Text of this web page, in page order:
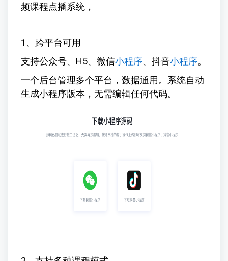
频课程点播系统，
1、跨平台可用
支持公众号、H5、微信小程序、抖音小程序。
一个后台管理多个平台，数据通用。系统自动
生成小程序版本，无需编辑任何代码。